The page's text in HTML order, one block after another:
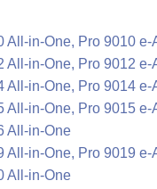
All-in-One, Pro 9010 e-
All-in-One, Pro 9012 e-
All-in-One, Pro 9014 e-
All-in-One, Pro 9015 e-
All-in-One
All-in-One, Pro 9019 e-
All-in-One